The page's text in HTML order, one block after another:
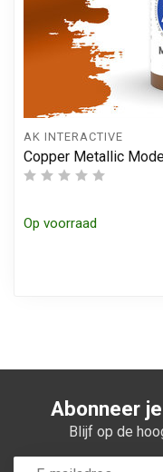
AK INTERACTIVE
Copper Metallic
Op voorraad
Abonneer
Blijf op de